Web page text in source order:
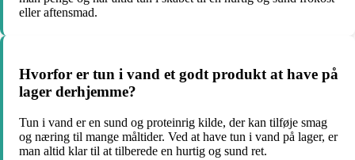
eller aftensmad.
Hvorfor er tun i vand et godt produkt at have på
lager derhjemme?
Tun i vand er en sund og proteinrig kilde, der kan tilføje smag
og næring til mange måltider. Ved at have tun i vand på lager, er
man altid klar til at tilberede en hurtig og sund ret.